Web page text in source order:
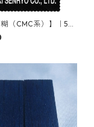
糊（CMC系）】｜50
ートPG